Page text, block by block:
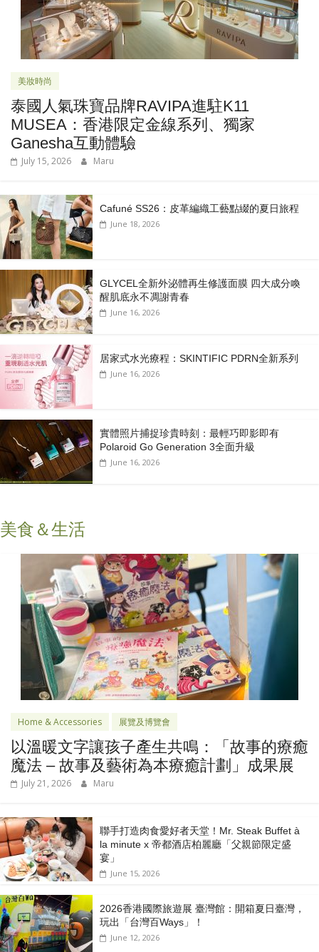
美妝時尚
泰國人氣珠寶品牌RAVIPA進駐K11
MUSEA：香港限定金線系列、獨家
Ganesha互動體驗
July 15, 2026 Maru
Cafuné SS26：皮革編織工藝點綴的夏日旅程
June 18, 2026
GLYCEL全新外泌體再生修護面膜 四大成分喚
醒肌底永不凋謝青春
June 16, 2026
居家式水光療程：SKINTIFIC PDRN全新系列
June 16, 2026
實體照片捕捉珍貴時刻：最輕巧即影即有
Polaroid Go Generation 3全面升級
June 16, 2026
美食＆生活
Home & Accessories 展覽及博覽會
以溫暖文字讓孩子產生共鳴：「故事的療癒
魔法 – 故事及藝術為本療癒計劃」成果展
July 21, 2026 Maru
聯手打造肉食愛好者天堂！Mr. Steak Buffet à
la minute x 帝都酒店柏麗廳「⽗親節限定盛
宴」
June 15, 2026
2026香港國際旅遊展 臺灣館：開箱夏日臺灣，
玩出「台灣百Ways」！
June 12, 2026